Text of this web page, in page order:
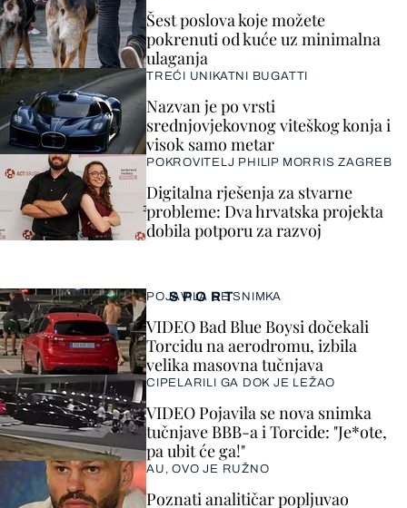
SPORT
POJAVILA SE SNIMKA
VIDEO Bad Blue Boysi dočekali
Torcidu na aerodromu, izbila
velika masovna tučnjava
CIPELARILI GA DOK JE LEŽAO
VIDEO Pojavila se nova snimka
tučnjave BBB-a i Torcide: "Je*ote,
pa ubit će ga!"
AU, OVO JE RUŽNO
Poznati analitičar popljuvao
Šest poslova koje možete
pokrenuti od kuće uz minimalna
ulaganja
TREĆI UNIKATNI BUGATTI
Nazvan je po vrsti
srednjovjekovnog viteškog konja i
visok samo metar
POKROVITELJ PHILIP MORRIS ZAGREB
Digitalna rješenja za stvarne
probleme: Dva hrvatska projekta
dobila potporu za razvoj